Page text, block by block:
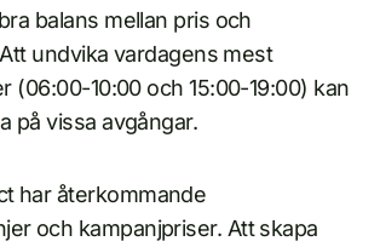
balans mellan pris och
undvika vardagens mest
(06:00-10:00 och 15:00-19:00) kan
på vissa avgångar.
har återkommande
och kampanjpriser. Att skapa